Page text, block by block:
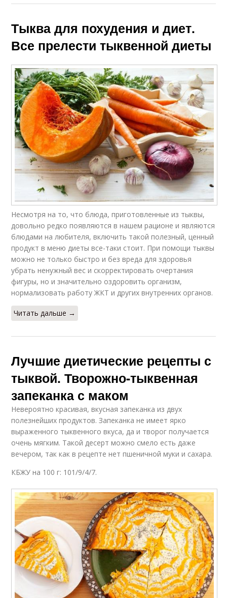
Тыква для похудения и диет.
Все прелести тыквенной диеты
Несмотря на то, что блюда, приготовленные из тыквы,
довольно редко появляются в нашем рационе и являются
блюдами на любителя, включить такой полезный, ценный
продукт в меню диеты все-таки стоит. При помощи тыквы
можно не только быстро и без вреда для здоровья
убрать ненужный вес и скорректировать очертания
фигуры, но и значительно оздоровить организм,
нормализовать работу ЖКТ и других внутренних органов.
Читать дальше →
Лучшие диетические рецепты с
тыквой. Творожно-тыквенная
запеканка с маком
Невероятно красивая, вкусная запеканка из двух
полезнейших продуктов. Запеканка не имеет ярко
выраженного тыквенного вкуса, да и творог получается
очень мягким. Такой десерт можно смело есть даже
вечером, так как в рецепте нет пшеничной муки и сахара.
КБЖУ на 100 г: 101/9/4/7.